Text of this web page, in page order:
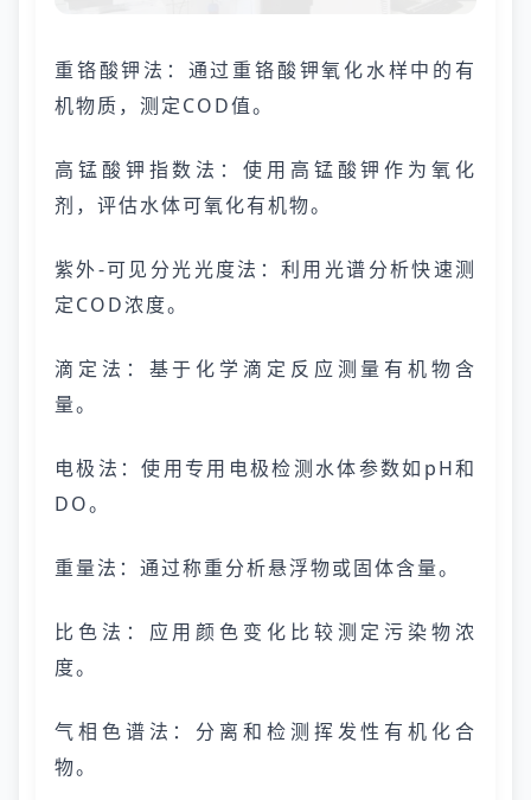
重铬酸钾法：通过重铬酸钾氧化水样中的有
机物质，测定COD值。
高锰酸钾指数法：使用高锰酸钾作为氧化
剂，评估水体可氧化有机物。
紫外-可见分光光度法：利用光谱分析快速测
定COD浓度。
滴定法：基于化学滴定反应测量有机物含
量。
电极法：使用专用电极检测水体参数如pH和
DO。
重量法：通过称重分析悬浮物或固体含量。
比色法：应用颜色变化比较测定污染物浓
度。
气相色谱法：分离和检测挥发性有机化合
物。